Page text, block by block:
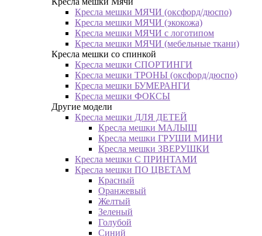
Кресла мешки МЯЧИ (оксфорд/дюспо)
Кресла мешки МЯЧИ (экокожа)
Кресла мешки МЯЧИ с логотипом
Кресла мешки МЯЧИ (мебельные ткани)
Кресла мешки со спинкой
Кресла мешки СПОРТИНГИ
Кресла мешки ТРОНЫ (оксфорд/дюспо)
Кресла мешки БУМЕРАНГИ
Кресла мешки ФОКСЫ
Другие модели
Кресла мешки ДЛЯ ДЕТЕЙ
Кресла мешки МАЛЫШ
Кресла мешки ГРУШИ МИНИ
Кресла мешки ЗВЕРУШКИ
Кресла мешки С ПРИНТАМИ
Кресла мешки ПО ЦВЕТАМ
Красный
Оранжевый
Желтый
Зеленый
Голубой
Синий